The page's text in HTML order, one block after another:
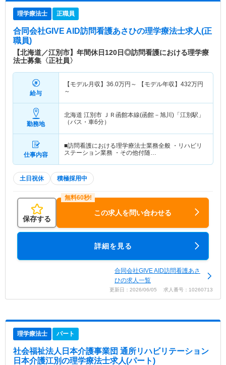
理学療法士 正職員
合同会社GIVE AID訪問看護あさひの理学療法士求人(正
職員)
【北海道／江別市】年間休日120日◎訪問看護における理学療
法士募集〈正社員〉
給与
【モデル月収】 36.0万円～ 【モデル年収】 432万円
～
勤務地
北海道 江別市 ＪＲ函館本線(函館－旭川)「江別駅」
（バス・車6分）
仕事内容
■訪問看護における理学療法士業務全般 ・リハビリ
ステーション業務 ・その他付随…
土日祝休 積極採用中
保存する
この求人を問い合わせる
詳細を見る
合同会社GIVE AID訪問看護あさ
ひの求人一覧
更新日：2026/06/05 求人番号：10260713
理学療法士 パート
社会福祉法人日本介護事業団 通所リハビリテーション
日本介護江別の理学療法士求人(パート)